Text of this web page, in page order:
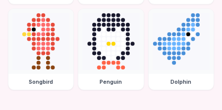
Songbird Penguin Dolphin